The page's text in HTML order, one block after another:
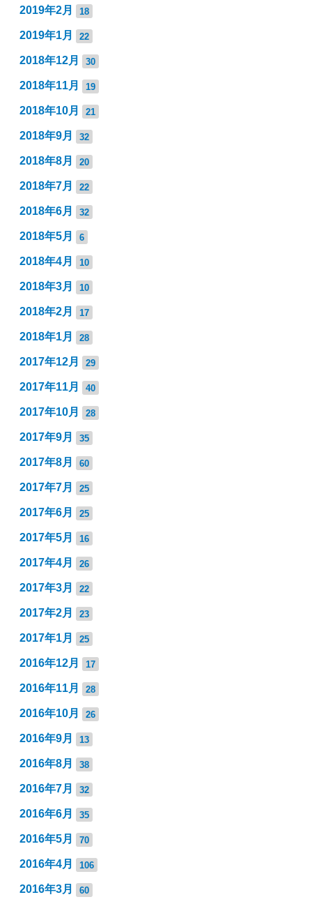
2019年2月 18
2019年1月 22
2018年12月 30
2018年11月 19
2018年10月 21
2018年9月 32
2018年8月 20
2018年7月 22
2018年6月 32
2018年5月 6
2018年4月 10
2018年3月 10
2018年2月 17
2018年1月 28
2017年12月 29
2017年11月 40
2017年10月 28
2017年9月 35
2017年8月 60
2017年7月 25
2017年6月 25
2017年5月 16
2017年4月 26
2017年3月 22
2017年2月 23
2017年1月 25
2016年12月 17
2016年11月 28
2016年10月 26
2016年9月 13
2016年8月 38
2016年7月 32
2016年6月 35
2016年5月 70
2016年4月 106
2016年3月 60